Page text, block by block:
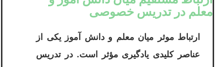
معلم در تدریس خصوصی
ارتباط موثر میان معلم و دانش آموز یکی از
عناصر کلیدی یادگیری مؤثر است. در تدریس